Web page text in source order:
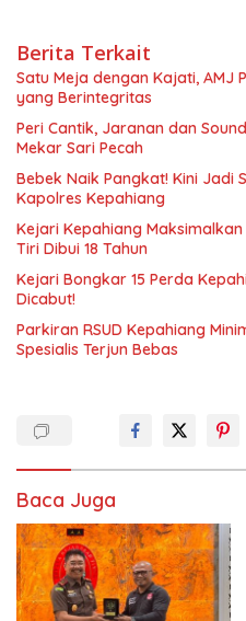
Berita Terkait
Satu Meja dengan Kajati, AMJ
yang Berintegritas
Peri Cantik, Jaranan dan
Mekar Sari Pecah
Bebek Naik Pangkat! Kini Jadi
Kapolres Kepahiang
Kejari Kepahiang
Tiri Dibui 18 Tahun
Kejari Bongkar 15 Perda
Dicabut!
Parkiran RSUD Kepahiang
Spesialis Terjun Bebas
Baca Juga